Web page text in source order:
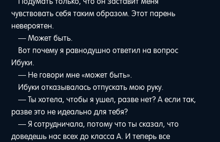
чувствовать себя таким образом. Этот парень
невероятен.
— Может быть.
Вот почему я равнодушно ответил на вопрос
Ибуки.
— Не говори мне «может быть».
Ибуки отказывалась отпускать мою руку.
— Ты хотела, чтобы я ушел, разве нет? А если так,
разве это не идеально для тебя?
— Я сотрудничала, потому что ты сказал, что
доведешь нас всех до класса А. И теперь все